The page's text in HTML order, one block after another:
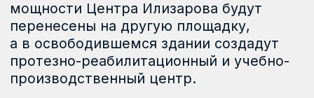
«Техперевооружение предприятия
пройдет при поддержке Госкорпорации
Ростех. Это позволит не только
расширить производственные
мощности, но и увеличить ассортимент
выпускаемых имплантируемых
медицинских изделий. Здание